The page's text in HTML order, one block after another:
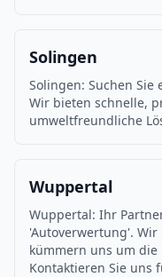
Solingen
Solingen: Suchen
Wir bieten schnelle,
umweltfreundliche
Wuppertal
Wuppertal: Ihr
'Autoverwertung'.
kümmern uns um
Kontaktieren Sie uns